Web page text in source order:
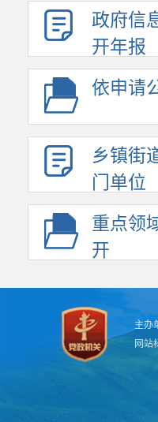
政府信
开年报
依申请
乡镇街
门单位
重点领
开
主办
网站